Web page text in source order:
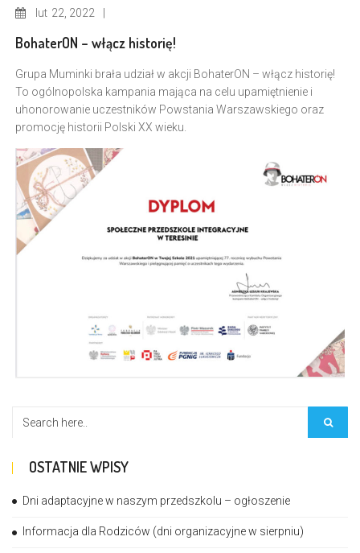
lut 22, 2022
BohaterON – włącz historię!
Grupa Muminki brała udział w akcji BohaterON – włącz historię!
To ogólnopolska kampania mająca na celu upamiętnienie i
uhonorowanie uczestników Powstania Warszawskiego oraz
promocję historii Polski XX wieku.
OSTATNIE WPISY
Dni adaptacyjne w naszym przedszkolu – ogłoszenie
Informacja dla Rodziców (dni organizacyjne w sierpniu)